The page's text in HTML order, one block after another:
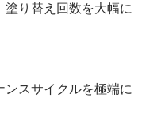
り替え回数を大幅に
スサイクルを極端に